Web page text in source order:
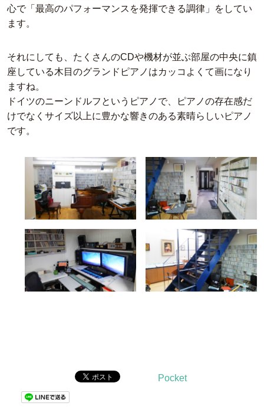
心で「最高のパフォーマンスを発揮できる調律」をしてい
ます。
それにしても、たくさんのCDや機材が並ぶ部屋の中央に鎮
座している木目のグランドピアノはカッコよくて画になり
ますね。
ドイツのニーンドルフというピアノで、ピアノの存在感だ
けでなくサイズ以上に豊かな響きのある素晴らしいピアノ
です。
Pocket